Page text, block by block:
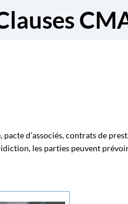
d’associés, contrats de
les parties peuvent